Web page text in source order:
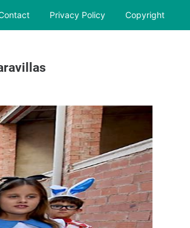
Privacy Policy Copyright